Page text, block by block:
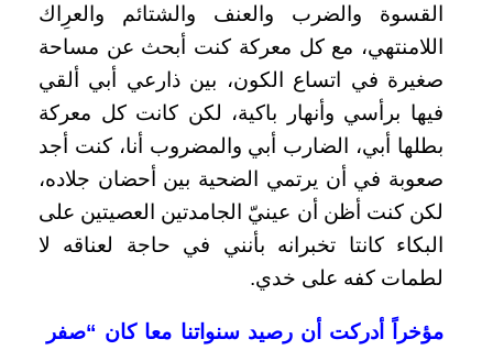
القسوة والضرب والعنف والشتائم والعرِاك
اللامنتهي، مع كل معركة كنت أبحث عن مساحة
صغيرة في اتساع الكون، بين ذارعي أبي ألقي
فيها برأسي وأنهار باكية، لكن كانت كل معركة
بطلها أبي، الضارب أبي والمضروب أنا، كنت أجد
صعوبة في أن يرتمي الضحية بين أحضان جلاده،
لكن كنت أظن أن عينيّ الجامدتين العصيتين على
البكاء كانتا تخبرانه بأنني في حاجة لعناقه لا
لطمات كفه على خدي.
مؤخراً أدركت أن رصيد سنواتنا معا كان “صفر